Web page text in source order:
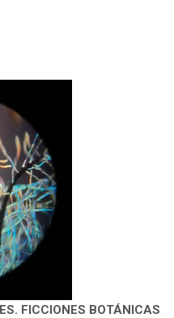
FICCIONES BOTÁNICAS